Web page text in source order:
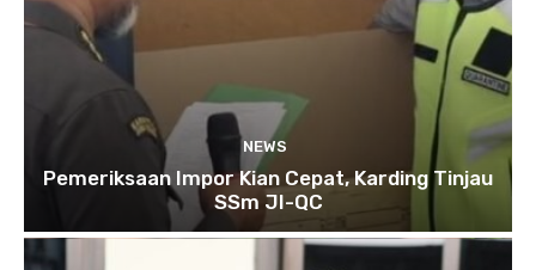
NEWS
Pemeriksaan Impor Kian Cepat, Karding Tinjau
SSm JI-QC